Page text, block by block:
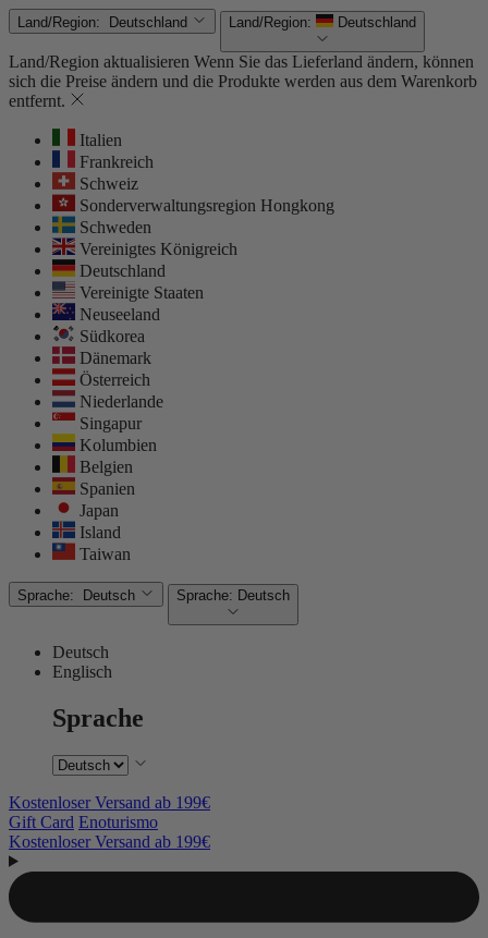
Land/Region: Deutschland Land/Region: Deutschland
Land/Region aktualisieren Wenn Sie das Lieferland ändern, können
sich die Preise ändern und die Produkte werden aus dem Warenkorb
entfernt.
Italien
Frankreich
Schweiz
Sonderverwaltungsregion Hongkong
Schweden
Vereinigtes Königreich
Deutschland
Vereinigte Staaten
Neuseeland
Südkorea
Dänemark
Österreich
Niederlande
Singapur
Kolumbien
Belgien
Spanien
Japan
Island
Taiwan
Sprache: Deutsch Sprache: Deutsch
Deutsch
Englisch
Sprache
Kostenloser Versand ab 199€
Gift Card Enoturismo
Kostenloser Versand ab 199€